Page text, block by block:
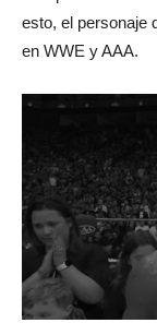
esto, el personaje
en WWE y AAA.